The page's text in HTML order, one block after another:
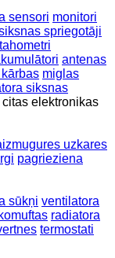
sensori monitori
spriegotāji
tahometri
antenas
miglas
siksnas
citas elektronikas
uzkares
pagrieziena
sūkņi ventilatora
radiatora
termostati